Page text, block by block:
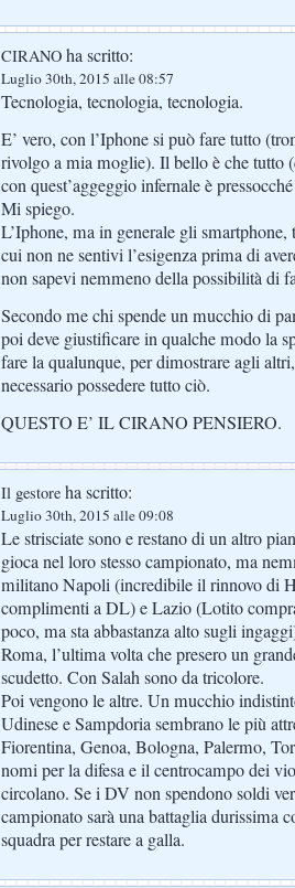
CIRANO ha scritto:
Luglio 30th, 2015 alle 08:57
Tecnologia, tecnologia, tecnologia.
E’ vero, con l’Iphone si può fare tutto
rivolgo a mia moglie). Il bello è che tutto
con quest’aggeggio infernale è
Mi spiego.
L’Iphone, ma in generale gli
cui non ne sentivi l’esigenza prima di
non sapevi nemmeno della possibilità di
Secondo me chi spende un mucchio di
poi deve giustificare in qualche modo la
fare la qualunque, per dimostrare agli
necessario possedere tutto ciò.
QUESTO E’ IL CIRANO PENSIERO.
Il gestore ha scritto:
Luglio 30th, 2015 alle 09:08
Le strisciate sono e restano di un altro
gioca nel loro stesso campionato, ma
militano Napoli (incredibile il rinnovo di
complimenti a DL) e Lazio (Lotito
poco, ma sta abbastanza alto sugli
Roma, l’ultima volta che presero un
scudetto. Con Salah sono da tricolore.
Poi vengono le altre. Un mucchio
Udinese e Sampdoria sembrano le più
Fiorentina, Genoa, Bologna, Palermo,
nomi per la difesa e il centrocampo dei
circolano. Se i DV non spendono soldi
campionato sarà una battaglia durissima
squadra per restare a galla.